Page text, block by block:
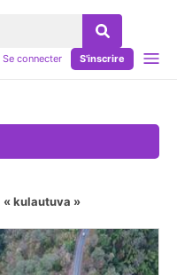
Se connecter S'inscrire
kulautuva